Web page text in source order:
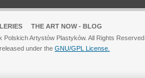
THE ART NOW - BLOG
Artystów Plastyków. All Rights Reserved.
under theGNU/GPL License.